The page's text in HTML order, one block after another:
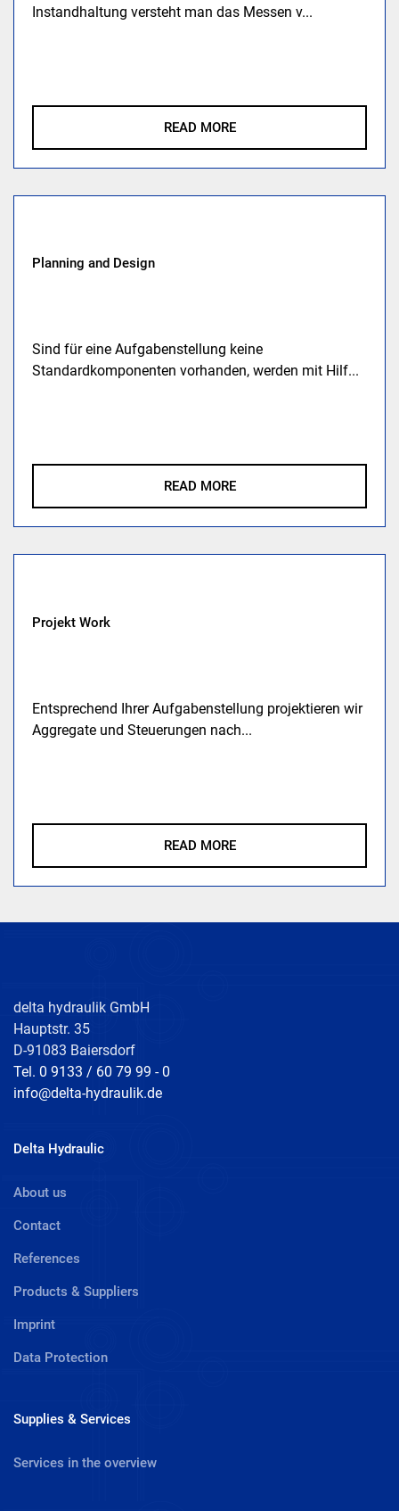
Instandhaltung versteht man das Messen v...
READ MORE
Planning and Design
Sind für eine Aufgabenstellung keine
Standardkomponenten vorhanden, werden mit Hilf...
READ MORE
Projekt Work
Entsprechend Ihrer Aufgabenstellung projektieren wir
Aggregate und Steuerungen nach...
READ MORE
delta hydraulik GmbH
Hauptstr. 35
D-91083 Baiersdorf
Tel. 0 9133 / 60 79 99 - 0
info@delta-hydraulik.de
Delta Hydraulic
About us
Contact
References
Products & Suppliers
Imprint
Data Protection
Supplies & Services
Services in the overview